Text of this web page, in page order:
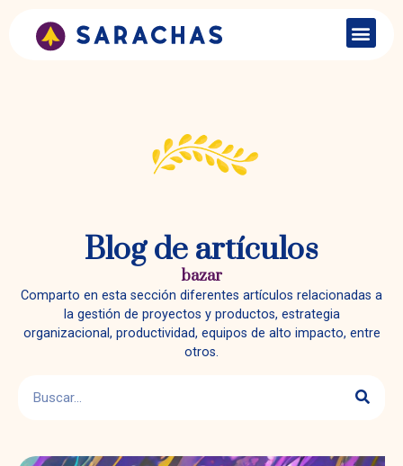
Blog de artículos
bazar
Comparto en esta sección diferentes artículos relacionadas a
la gestión de proyectos y productos, estrategia
organizacional, productividad, equipos de alto impacto, entre
otros.